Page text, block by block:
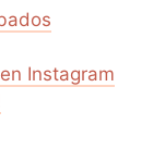
Instagram